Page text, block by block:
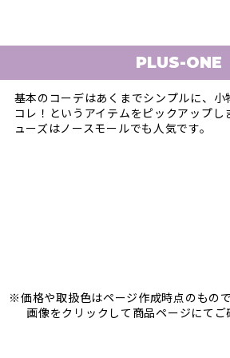
PLUS-ONE
基本のコーデはあくまでシンプルに、小
コレ！というアイテムをピックアップし
ューズはノースモールでも人気です。
※価格や取扱色はページ作成時点のもの
画像をクリックして商品ページにてご